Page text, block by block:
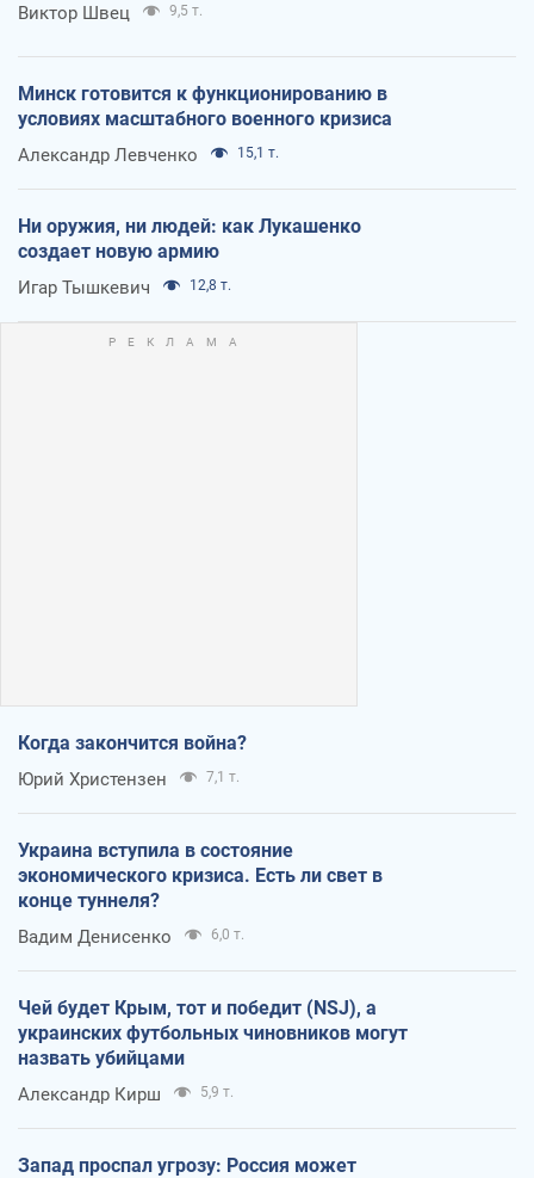
Виктор Швец 9,5 т.
Минск готовится к функционированию в
условиях масштабного военного кризиса
Александр Левченко 15,1 т.
Ни оружия, ни людей: как Лукашенко
создает новую армию
Игар Тышкевич 12,8 т.
Когда закончится война?
Юрий Христензен 7,1 т.
Украина вступила в состояние
экономического кризиса. Есть ли свет в
конце туннеля?
Вадим Денисенко 6,0 т.
Чей будет Крым, тот и победит (NSJ), а
украинских футбольных чиновников могут
назвать убийцами
Александр Кирш 5,9 т.
Запад проспал угрозу: Россия может